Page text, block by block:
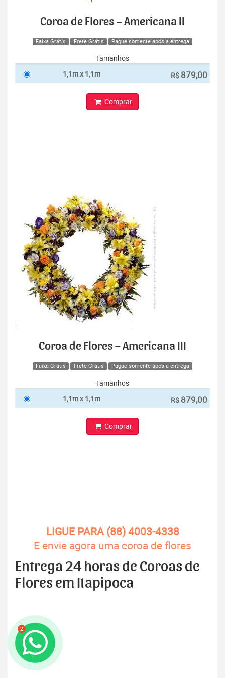
2
Coroa de Flores – Americana II
Faixa Grátis Frete Grátis Pague somente após a entrega
Tamanhos
1,1m x 1,1m
R$ 879,00
Comprar
Coroa de Flores – Americana III
Faixa Grátis Frete Grátis Pague somente após a entrega
Tamanhos
1,1m x 1,1m
R$ 879,00
Comprar
LIGUE PARA (88) 4003-4338
E envie agora uma coroa de flores
Entrega 24 horas de Coroas de
Flores em Itapipoca